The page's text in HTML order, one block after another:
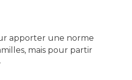
apporter une norme
mais pour partir